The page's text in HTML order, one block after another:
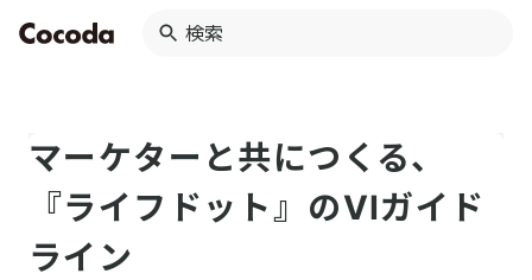
マーケターと共につくる、
『ライフドット』のVIガイド
ライン